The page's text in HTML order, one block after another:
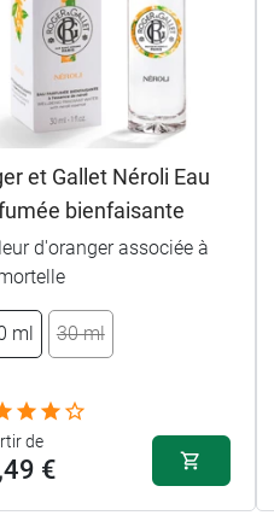
et Gallet Néroli Eau
bienfaisante
d'oranger associée à
ml 30 ml
de
€